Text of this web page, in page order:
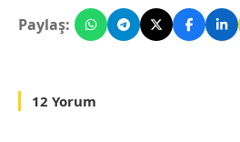
Paylaş:
12 Yorum